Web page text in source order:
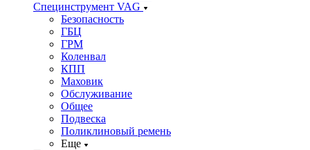
Специнструмент VAG
Безопасность
ГБЦ
ГРМ
Коленвал
КПП
Маховик
Обслуживание
Общее
Подвеска
Поликлиновый ремень
Еще